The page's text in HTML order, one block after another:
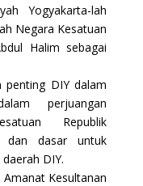
Yogyakarta-lah
Negara Kesatuan
Halim sebagai
penting DIY dalam
perjuangan
Republik
dan dasar untuk
DIY.
Kesultanan